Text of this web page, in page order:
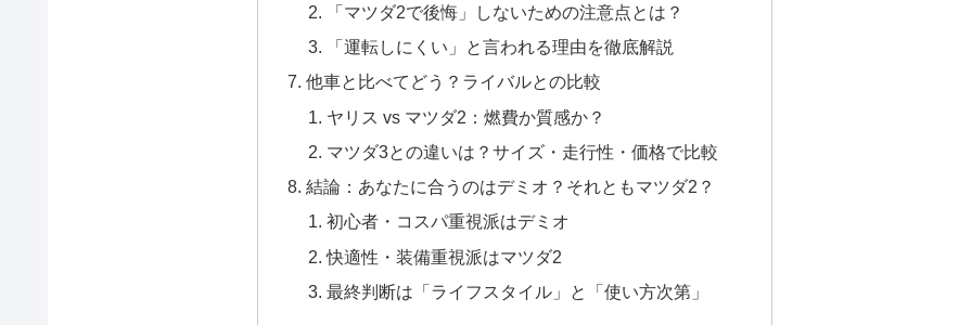
「マツダ2で後悔」しないための注意点とは？
「運転しにくい」と言われる理由を徹底解説
他車と比べてどう？ライバルとの比較
ヤリス vs マツダ2：燃費か質感か？
マツダ3との違いは？サイズ・走行性・価格で比較
結論：あなたに合うのはデミオ？それともマツダ2？
初心者・コスパ重視派はデミオ
快適性・装備重視派はマツダ2
最終判断は「ライフスタイル」と「使い方次第」